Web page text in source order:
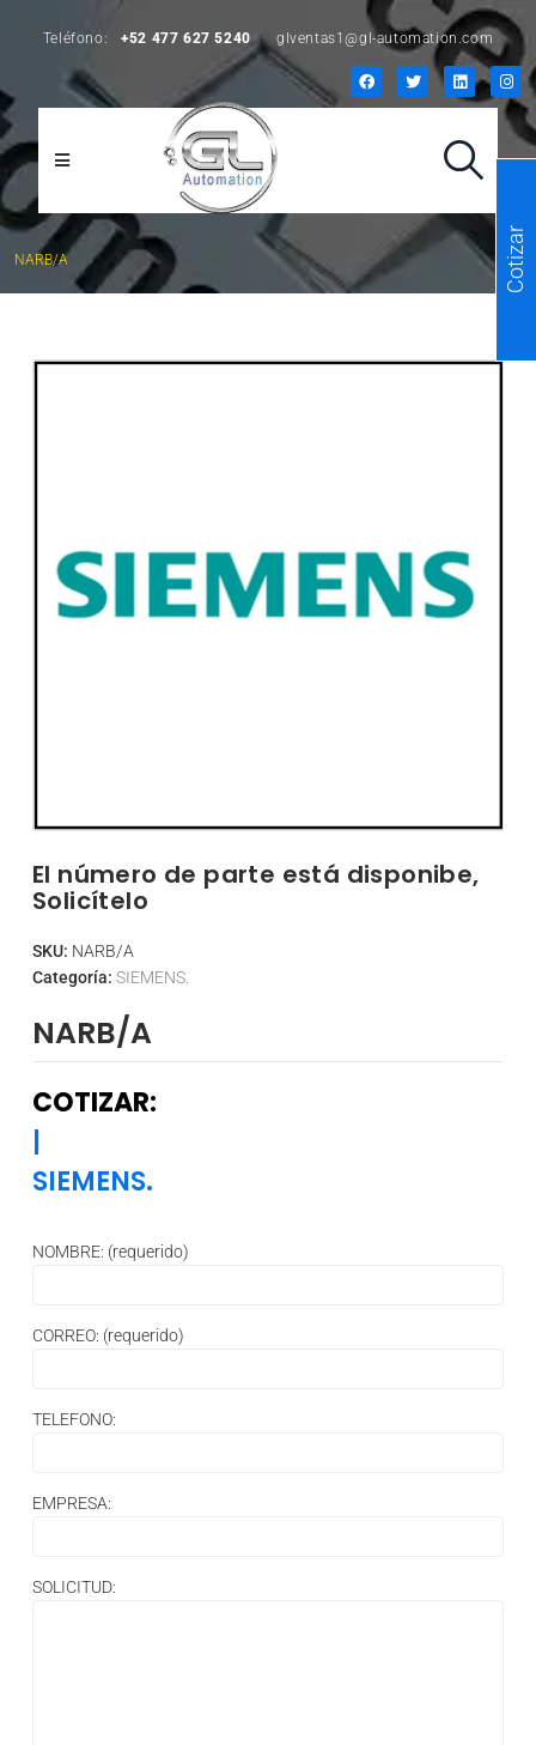
Teléfono: +52 477 627 5240 glventas1@gl-automation.com
NARB/A
El número de parte está disponibe,
Solicítelo
SKU: NARB/A
Categoría: SIEMENS.
NARB/A
COTIZAR:
|
SIEMENS.
NOMBRE: (requerido)
CORREO: (requerido)
TELEFONO:
EMPRESA:
SOLICITUD:
Cotizar